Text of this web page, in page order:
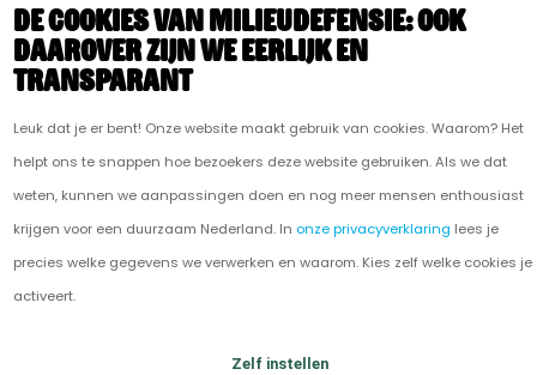
De cookies van Milieudefensie: ook
daarover zijn we eerlijk en
transparant
Leuk dat je er bent! Onze website maakt gebruik van cookies. Waarom? Het
helpt ons te snappen hoe bezoekers deze website gebruiken. Als we dat
weten, kunnen we aanpassingen doen en nog meer mensen enthousiast
krijgen voor een duurzaam Nederland. In onze privacyverklaring lees je
precies welke gegevens we verwerken en waarom. Kies zelf welke cookies je
activeert.
Zelf instellen